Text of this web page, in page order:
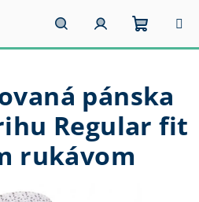
HľadaťPrihlásenie
košík
pánska
Regular fit
rukávom